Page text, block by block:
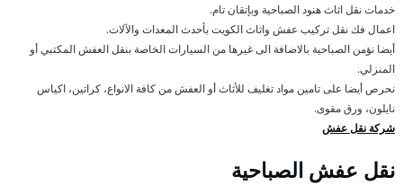
خدمات نقل اثاث هنود الصباحية وبإتقان تام.
اعمال فك نقل تركيب عفش واثاث الكويت بأحدث المعدات والآلات.
أيضا نؤمن الصباحية بالاضافة الى غيرها من السيارات الخاصة بنقل العفش المكتبي أو
المنزلي.
نحرص أيضا على تامين مواد تغليف للأثاث أو العفش من كافة الانواع، كراتين، اكياس
نايلون، ورق مقوى.
شركة نقل عفش
نقل عفش الصباحية